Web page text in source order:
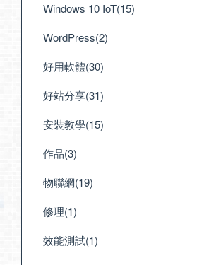
Windows 10 IoT(15)
WordPress(2)
好用軟體(30)
好站分享(31)
安裝教學(15)
作品(3)
物聯網(19)
修理(1)
效能測試(1)